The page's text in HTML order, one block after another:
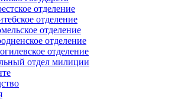
отделение
отделение
отделение
отделение
отделение
отдел милиции